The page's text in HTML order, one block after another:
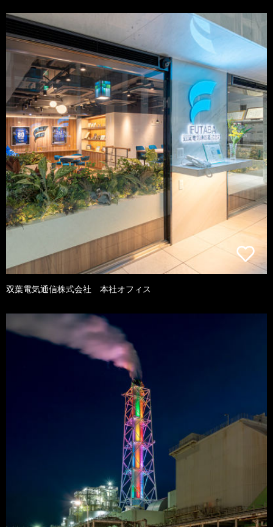
双葉電気通信株式会社 本社オフィス